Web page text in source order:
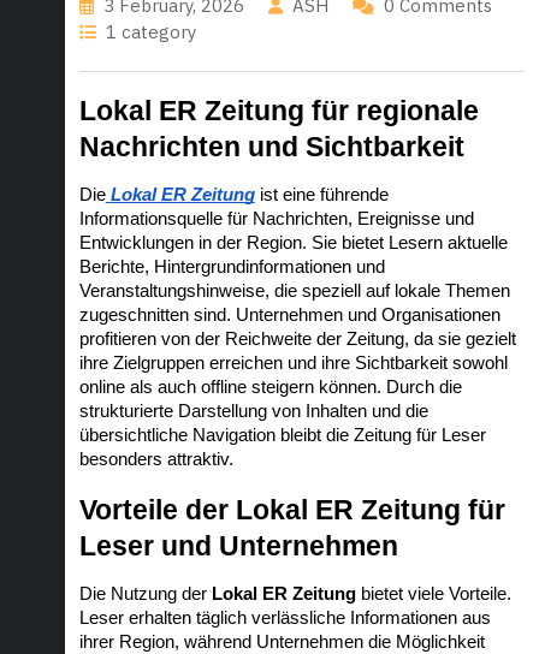
3 February, 2026 ASH
0 Comments
1 category
Lokal ER Zeitung für regionale
Nachrichten und Sichtbarkeit
Die Lokal ER Zeitung ist eine führende
Informationsquelle für Nachrichten, Ereignisse und
Entwicklungen in der Region. Sie bietet Lesern aktuelle
Berichte, Hintergrundinformationen und
Veranstaltungshinweise, die speziell auf lokale Themen
zugeschnitten sind. Unternehmen und Organisationen
profitieren von der Reichweite der Zeitung, da sie gezielt
ihre Zielgruppen erreichen und ihre Sichtbarkeit sowohl
online als auch offline steigern können. Durch die
strukturierte Darstellung von Inhalten und die
übersichtliche Navigation bleibt die Zeitung für Leser
besonders attraktiv.
Vorteile der Lokal ER Zeitung für
Leser und Unternehmen
Die Nutzung der Lokal ER Zeitung bietet viele Vorteile.
Leser erhalten täglich verlässliche Informationen aus
ihrer Region, während Unternehmen die Möglichkeit